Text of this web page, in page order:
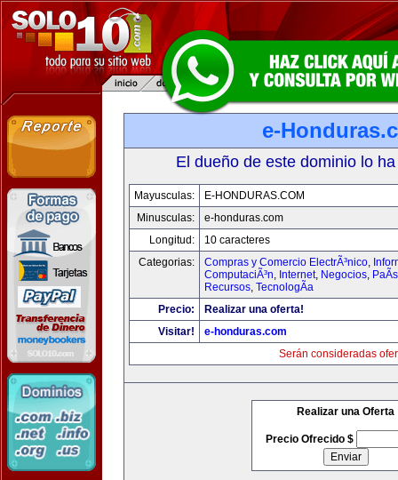
e-
El dueño de este dominio lo
Mayusculas:
E-HONDURAS.COM
Minusculas:
e-honduras.com
Longitud:
10 caracteres
Categorias:
Compras y Comercio ElectrÃ³nico,
ComputaciÃ³n, Internet, Negocios,
Recursos, TecnologÃ­a
Precio:
Realizar una oferta!
Visitar!
e-honduras.com
Serán consideradas
Realizar una Oferta
Precio Ofrecido $